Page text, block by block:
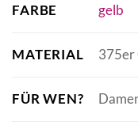
FARBE gelb
MATERIAL 375er
FÜR WEN?